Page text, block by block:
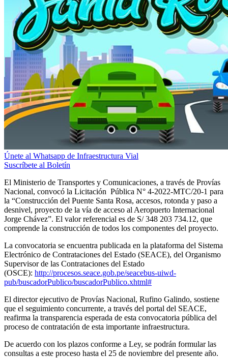
Únete al Whatsapp de Infraestructura Vial
Suscríbete al Boletín
El Ministerio de Transportes y Comunicaciones, a través de Provías
Nacional, convocó la Licitación Pública N° 4-2022-MTC/20-1 para
la “Construcción del Puente Santa Rosa, accesos, rotonda y paso a
desnivel, proyecto de la vía de acceso al Aeropuerto Internacional
Jorge Chávez”. El valor referencial es de S/ 348 203 734.12, que
comprende la construcción de todos los componentes del proyecto.
La convocatoria se encuentra publicada en la plataforma del Sistema
Electrónico de Contrataciones del Estado (SEACE), del Organismo
Supervisor de las Contrataciones del Estado
(OSCE): http://procesos.seace.gob.pe/seacebus-uiwd-
pub/buscadorPublico/buscadorPublico.xhtml#
El director ejecutivo de Provías Nacional, Rufino Galindo, sostiene
que el seguimiento concurrente, a través del portal del SEACE,
reafirma la transparencia esperada de esta convocatoria pública del
proceso de contratación de esta importante infraestructura.
De acuerdo con los plazos conforme a Ley, se podrán formular las
consultas a este proceso hasta el 25 de noviembre del presente año.